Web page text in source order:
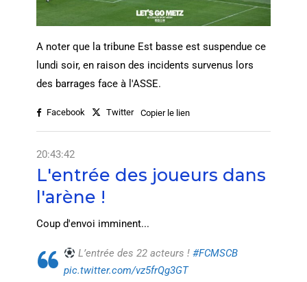
A noter que la tribune Est basse est suspendue ce
lundi soir, en raison des incidents survenus lors
des barrages face à l'ASSE.
Facebook Twitter Copier le lien
20:43:42
L'entrée des joueurs dans
l'arène !
Coup d'envoi imminent...
L’entrée des 22 acteurs ! #FCMSCB
pic.twitter.com/vz5frQg3GT